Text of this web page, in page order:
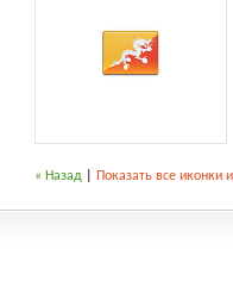
« Назад Показать все иконки